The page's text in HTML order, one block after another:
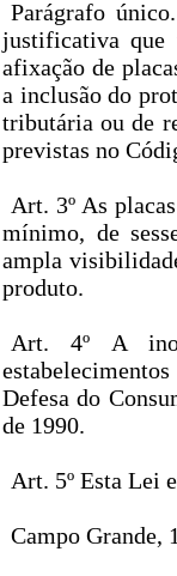
Parágrafo
justificativa que
afixação de
a inclusão do
tributária ou de
previstas no
Art. 3º As
mínimo, de
ampla
produto.
Art. 4º A
Defesa do
de 1990.
Art. 5º Esta Lei
Campo Grande,